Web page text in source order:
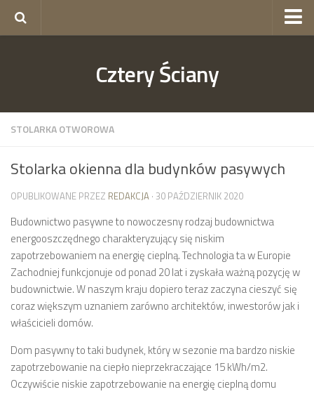
ogrodzenia Szczecin
Cztery Ściany
STOLARKA OTWOROWA
Stolarka okienna dla budynków pasywych
OPUBLIKOWANE PRZEZ REDAKCJA · 30 PAŹDZIERNIK 2020
Budownictwo pasywne to nowoczesny rodzaj budownictwa
energooszczędnego charakteryzujący się niskim
zapotrzebowaniem na energię cieplną. Technologia ta w Europie
Zachodniej funkcjonuje od ponad 20 lat i zyskała ważną pozycję w
budownictwie. W naszym kraju dopiero teraz zaczyna cieszyć się
coraz większym uznaniem zarówno architektów, inwestorów jak i
właścicieli domów.
Dom pasywny to taki budynek, który w sezonie ma bardzo niskie
zapotrzebowanie na ciepło nieprzekraczające 15 kWh/m2.
Oczywiście niskie zapotrzebowanie na energię cieplną domu